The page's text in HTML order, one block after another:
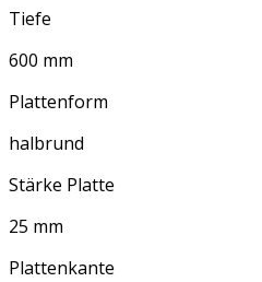
Tiefe
600 mm
Plattenform
halbrund
Stärke Platte
25 mm
Plattenkante